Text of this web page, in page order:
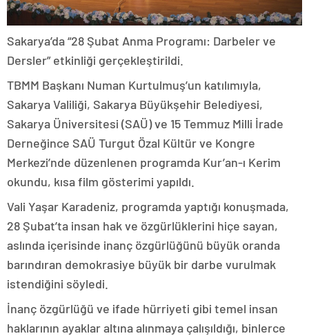
Sakarya’da “28 Şubat Anma Programı: Darbeler ve
Dersler” etkinliği gerçekleştirildi.
TBMM Başkanı Numan Kurtulmuş’un katılımıyla,
Sakarya Valiliği, Sakarya Büyükşehir Belediyesi,
Sakarya Üniversitesi (SAÜ) ve 15 Temmuz Milli İrade
Derneğince SAÜ Turgut Özal Kültür ve Kongre
Merkezi’nde düzenlenen programda Kur’an-ı Kerim
okundu, kısa film gösterimi yapıldı.
Vali Yaşar Karadeniz, programda yaptığı konuşmada,
28 Şubat’ta insan hak ve özgürlüklerini hiçe sayan,
aslında içerisinde inanç özgürlüğünü büyük oranda
barındıran demokrasiye büyük bir darbe vurulmak
istendiğini söyledi.
İnanç özgürlüğü ve ifade hürriyeti gibi temel insan
haklarının ayaklar altına alınmaya çalışıldığı, binlerce